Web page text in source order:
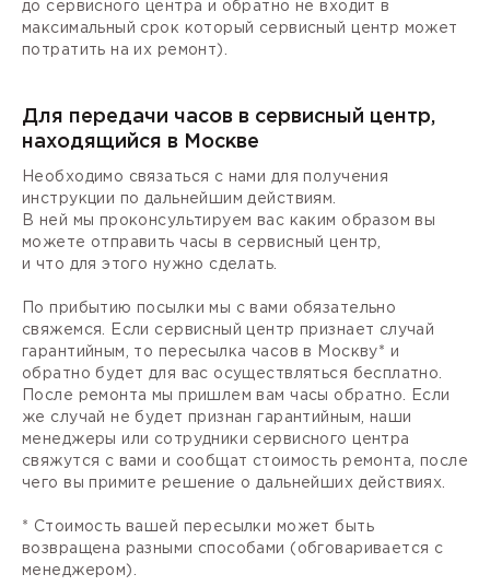
до сервисного центра и обратно не входит в
максимальный срок который сервисный центр может
потратить на их ремонт).
Для передачи часов в сервисный центр,
находящийся в Москве
Необходимо связаться с нами для получения
инструкции по дальнейшим действиям.
В ней мы проконсультируем вас каким образом вы
можете отправить часы в сервисный центр,
и что для этого нужно сделать.
По прибытию посылки мы с вами обязательно
свяжемся. Если сервисный центр признает случай
гарантийным, то пересылка часов в Москву* и
обратно будет для вас осуществляться бесплатно.
После ремонта мы пришлем вам часы обратно. Если
же случай не будет признан гарантийным, наши
менеджеры или сотрудники сервисного центра
свяжутся с вами и сообщат стоимость ремонта, после
чего вы примите решение о дальнейших действиях.
* Стоимость вашей пересылки может быть
возвращена разными способами (обговаривается с
менеджером).